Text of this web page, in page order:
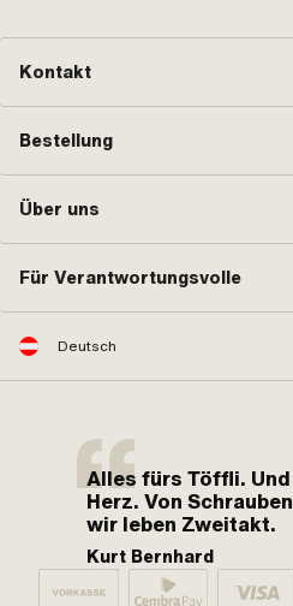
Kontakt
Bestellung
Über uns
Für Verantwortungsvolle
Deutsch
Alles fürs Töffli.
Herz. Von
wir leben Zweitakt.
Kurt Bernhard